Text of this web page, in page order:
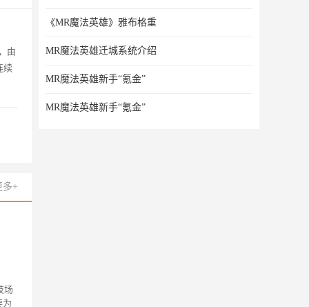
由
续
多+
场
为
攻略专区
《MR魔法英雄》雅布格重
MR魔法英雄迁城系统介绍
MR魔法英雄新手“氪金”
MR魔法英雄新手“氪金”